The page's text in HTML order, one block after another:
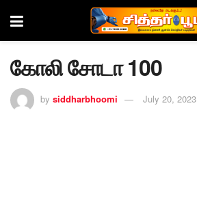
கோலி சோடா 100
by siddharbhoomi July 20, 2023